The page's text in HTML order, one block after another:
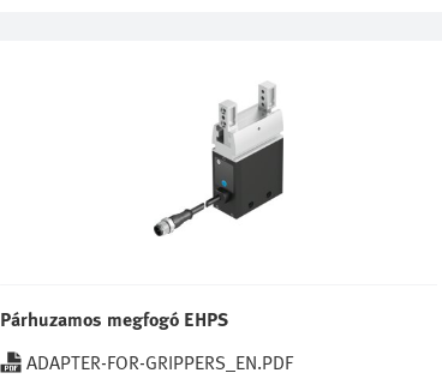
Párhuzamos megfogó EHPS
ADAPTER-FOR-GRIPPERS_EN.PDF